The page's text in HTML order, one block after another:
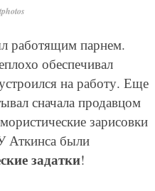
работящим парнем.
обеспечивал
на работу. Еще
сначала продавцом
зарисовки
Аткинса были
задатки!